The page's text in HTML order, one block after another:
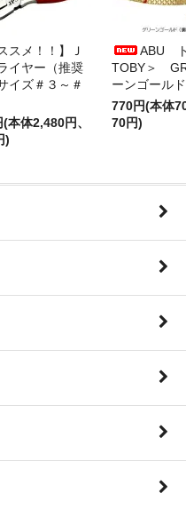
スメ！！】Ｊ
イヤー（推奨
イズ＃３～＃
本体2,480円、
)
ABU
TOBY＞
ーンゴールド
770円(本体
70円)